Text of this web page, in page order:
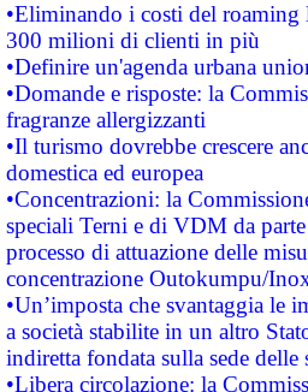
•Eliminando i costi del roaming
300 milioni di clienti in più
•Definire un'agenda urbana
•Domande e risposte: la
fragranze allergizzanti
•Il turismo dovrebbe crescere
domestica ed europea
•Concentrazioni: la
speciali Terni e di VDM da
processo di attuazione delle
concentrazione Outokumpu/
•Un’imposta che svantaggia le
a società stabilite in un altro
indiretta fondata sulla sede delle
•Libera circolazione: la